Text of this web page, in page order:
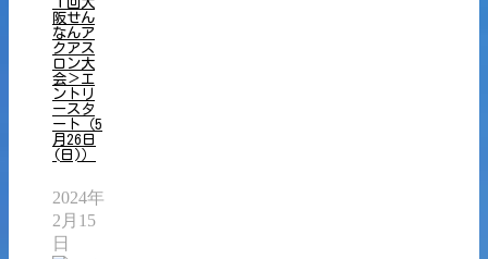
阪せん
なんア
クアス
ロン大
会＞エ
ントリ
ースタ
ート（5
月26日
(日)）
2024年
2月15
日